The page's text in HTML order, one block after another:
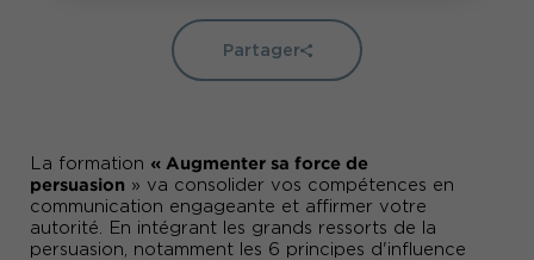
La formation « Augmenter sa force de
persuasion » va consolider vos compétences en
communication engageante et affirmer votre
autorité. En intégrant les grands ressorts de la
persuasion, notamment les 6 principes d'influence
Partager